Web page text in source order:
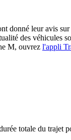
donné leur avis
des véhicules
M, ouvrez l'appli
totale du trajet